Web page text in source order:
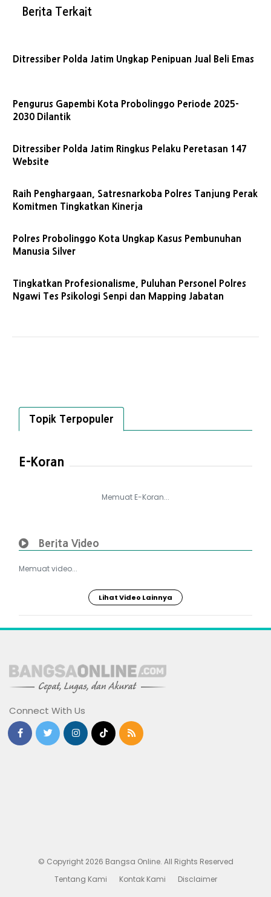
Berita Terkait
Ditressiber Polda Jatim Ungkap Penipuan Jual Beli Emas
Pengurus Gapembi Kota Probolinggo Periode 2025-
2030 Dilantik
Ditressiber Polda Jatim Ringkus Pelaku Peretasan 147
Website
Raih Penghargaan, Satresnarkoba Polres Tanjung Perak
Komitmen Tingkatkan Kinerja
Polres Probolinggo Kota Ungkap Kasus Pembunuhan
Manusia Silver
Tingkatkan Profesionalisme, Puluhan Personel Polres
Ngawi Tes Psikologi Senpi dan Mapping Jabatan
Topik Terpopuler
E-Koran
Memuat E-Koran...
Berita Video
Memuat video...
Lihat Video Lainnya
Connect With Us
© Copyright 2026 Bangsa Online. All Rights Reserved
Tentang Kami
Kontak Kami Disclaimer